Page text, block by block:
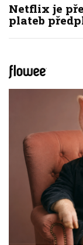
Netflix je
plateb